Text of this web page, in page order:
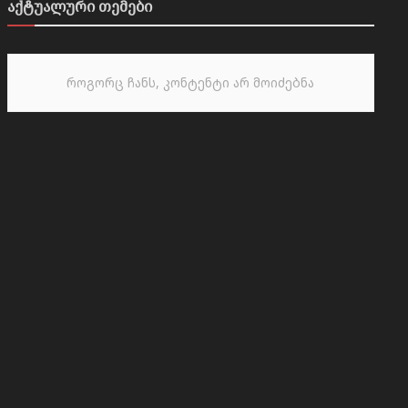
აქტუალური თემები
როგორც ჩანს, კონტენტი არ მოიძებნა